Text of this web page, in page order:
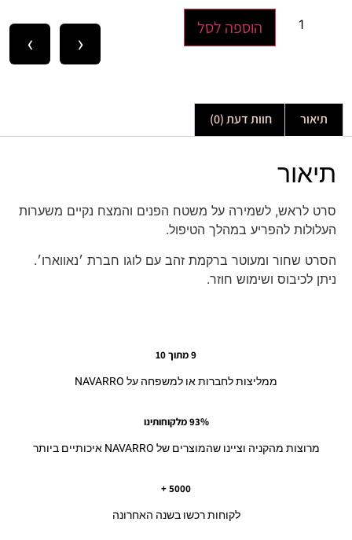
› ‹
הוספה לסל
תיאור חוות דעת (0)
תיאור
סרט לראש, לשמירה על משטח הפנים והמצח נקיים משערות
העלולות להפריע במהלך הטיפול.
הסרט שחור ומעוטר ברקמת זהב עם לוגו חברת ׳נאווארו׳.
ניתן לכיבוס ושימוש חוזר.
9 מתוך 10
ממליצות לחברות או למשפחה על NAVARRO
93% מלקוחותינו
מרוצות מהקניה וציינו שהמוצרים של NAVARRO איכותיים ביותר
5000 +
לקוחות רכשו בשנה האחרונה